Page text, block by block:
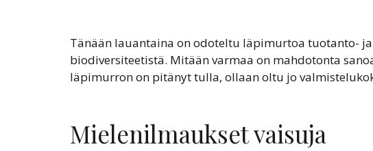
Tänään lauantaina on odoteltu läpimurtoa tuotanto-
biodiversiteetistä. Mitään varmaa on mahdotonta
läpimurron on pitänyt tulla, ollaan oltu jo
Mielenilmaukset vaisuja